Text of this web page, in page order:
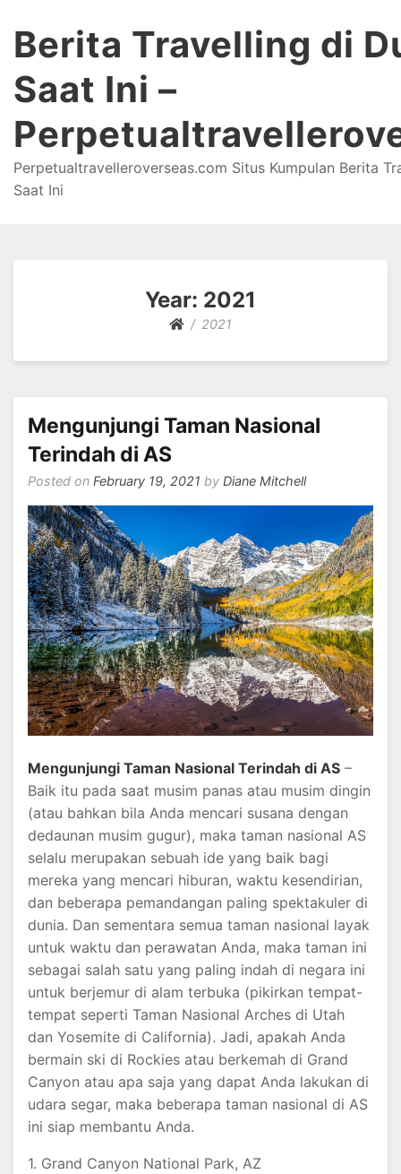
Berita Travelling di
Saat Ini –
Perpetualtravelleroverseas.com Situs Kumpulan Berita
Saat Ini
Year: 2021
2021
Mengunjungi Taman Nasional
Terindah di AS
Posted on February 19, 2021 by Diane Mitchell
Mengunjungi Taman Nasional Terindah di AS –
Baik itu pada saat musim panas atau musim dingin
(atau bahkan bila Anda mencari susana dengan
dedaunan musim gugur), maka taman nasional AS
selalu merupakan sebuah ide yang baik bagi
mereka yang mencari hiburan, waktu kesendirian,
dan beberapa pemandangan paling spektakuler di
dunia. Dan sementara semua taman nasional layak
untuk waktu dan perawatan Anda, maka taman ini
sebagai salah satu yang paling indah di negara ini
untuk berjemur di alam terbuka (pikirkan tempat-
tempat seperti Taman Nasional Arches di Utah
dan Yosemite di California). Jadi, apakah Anda
bermain ski di Rockies atau berkemah di Grand
Canyon atau apa saja yang dapat Anda lakukan di
udara segar, maka beberapa taman nasional di AS
ini siap membantu Anda.
1. Grand Canyon National Park, AZ